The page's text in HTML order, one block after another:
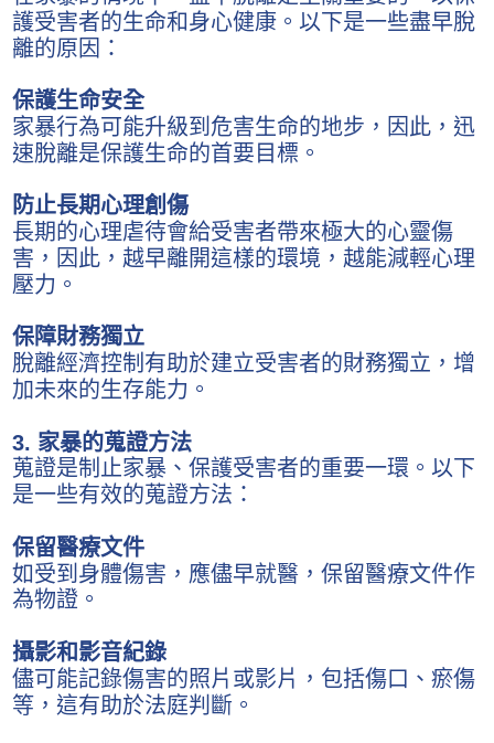
護受害者的生命和身心健康。以下是一些盡早脫
離的原因：
保護生命安全
家暴行為可能升級到危害生命的地步，因此，迅
速脫離是保護生命的首要目標。
防止長期心理創傷
長期的心理虐待會給受害者帶來極大的心靈傷
害，因此，越早離開這樣的環境，越能減輕心理
壓力。
保障財務獨立
脫離經濟控制有助於建立受害者的財務獨立，增
加未來的生存能力。
3. 家暴的蒐證方法
蒐證是制止家暴、保護受害者的重要一環。以下
是一些有效的蒐證方法：
保留醫療文件
如受到身體傷害，應儘早就醫，保留醫療文件作
為物證。
攝影和影音紀錄
儘可能記錄傷害的照片或影片，包括傷口、瘀傷
等，這有助於法庭判斷。